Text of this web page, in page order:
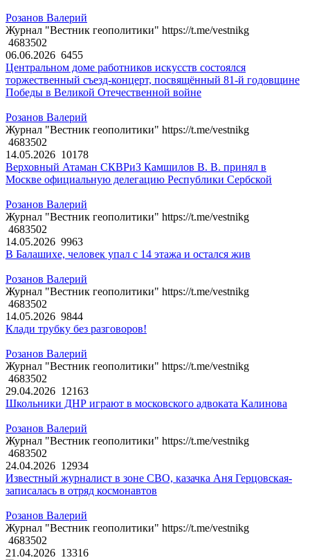
Розанов Валерий
Журнал "Вестник геополитики" https://t.me/vestnikg
4683502
06.06.2026 6455
Центральном доме работников искусств состоялся
торжественный съезд-концерт, посвящённый 81-й годовщине
Победы в Великой Отечественной войне
Розанов Валерий
Журнал "Вестник геополитики" https://t.me/vestnikg
4683502
14.05.2026 10178
Верховный Атаман СКВРиЗ Камшилов В. В. принял в
Москве официальную делегацию Республики Сербской
Розанов Валерий
Журнал "Вестник геополитики" https://t.me/vestnikg
4683502
14.05.2026 9963
В Балашихе, человек упал с 14 этажа и остался жив
Розанов Валерий
Журнал "Вестник геополитики" https://t.me/vestnikg
4683502
14.05.2026 9844
Клади трубку без разговоров!
Розанов Валерий
Журнал "Вестник геополитики" https://t.me/vestnikg
4683502
29.04.2026 12163
Школьники ДНР играют в московского адвоката Калинова
Розанов Валерий
Журнал "Вестник геополитики" https://t.me/vestnikg
4683502
24.04.2026 12934
Известный журналист в зоне СВО, казачка Аня Герцовская-
записалась в отряд космонавтов
Розанов Валерий
Журнал "Вестник геополитики" https://t.me/vestnikg
4683502
21.04.2026 13316